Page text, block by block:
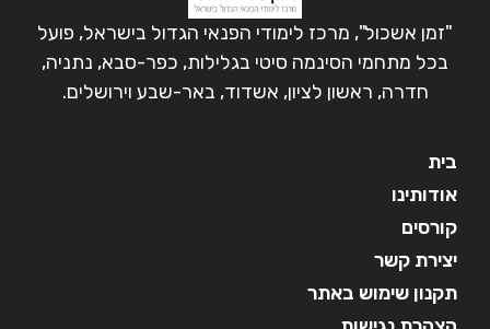
"זמן אשכול", מרכז לימודי הפנאי הגדול בישראל, פועל
בכל מתחמי הסינמה סיטי בגלילות, כפר-סבא, נתניה,
חדרה, ראשון לציון, אשדוד, באר-שבע וירושלים.
בית
אודותינו
קורסים
יצירת קשר
תקנון שימוש באתר